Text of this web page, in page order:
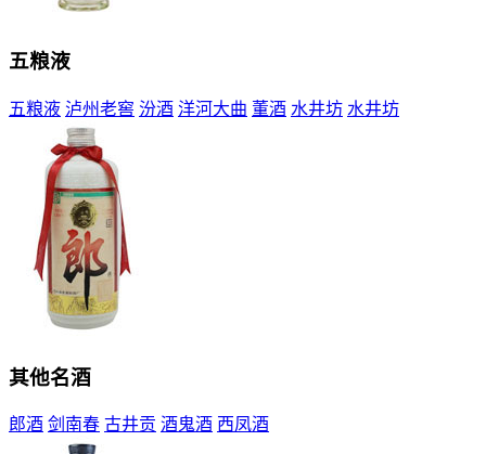
五粮液
五粮液 泸州老窖 汾酒 洋河大曲 董酒 水井坊 水井坊
其他名酒
郎酒 剑南春 古井贡 酒鬼酒 西凤酒